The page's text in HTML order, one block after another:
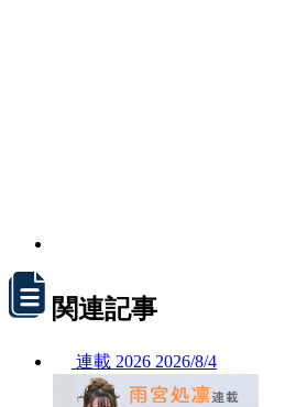
関連記事
連載 2026 2026/8/4